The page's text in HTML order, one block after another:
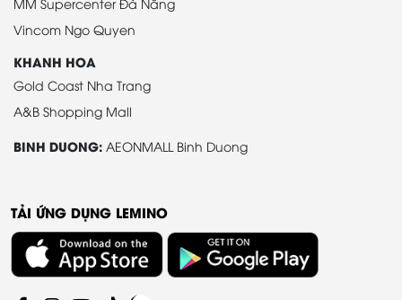
Vincom Ngo Quyen
KHANH HOA
Gold Coast Nha Trang
A&B Shopping Mall
BINH DUONG: AEONMALL Binh Duong
TẢI ỨNG DỤNG LEMINO